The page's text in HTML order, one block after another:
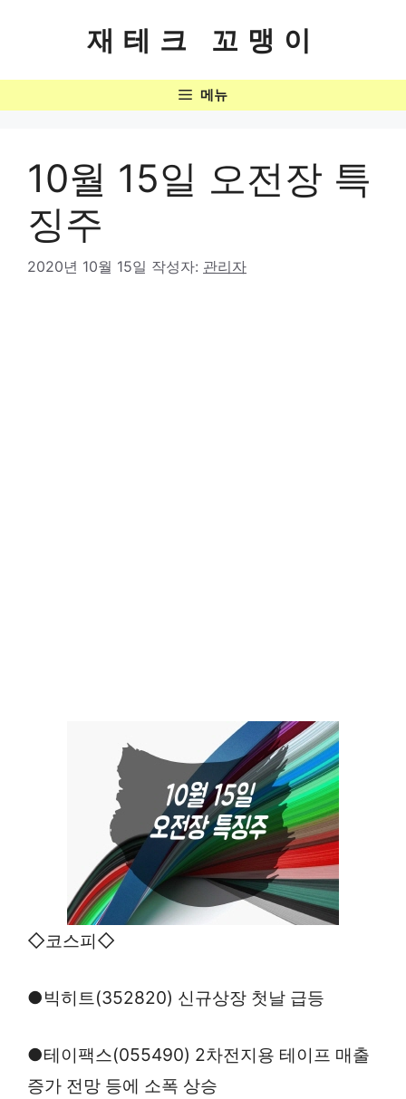
로
재테크 꼬맹이
메뉴
10월 15일 오전장 특
징주
2020년 10월 15일 작성자: 관리자
◇코스피◇
●빅히트(352820) 신규상장 첫날 급등
●테이팩스(055490) 2차전지용 테이프 매출
증가 전망 등에 소폭 상승